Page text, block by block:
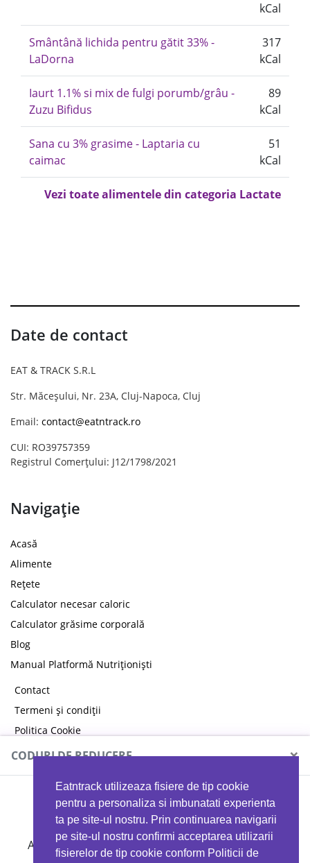
Eatntrack utilizeaza fisiere de tip cookie
pentru a personaliza si imbunatati experienta
ta pe site-ul nostru. Prin continuarea navigarii
pe site-ul nostru confirmi acceptarea utilizarii
fisierelor de tip cookie conform Politicii de
kCal
Smântână lichida pentru gătit 33% -
LaDorna
317
kCal
Iaurt 1.1% si mix de fulgi porumb/grâu -
Zuzu Bifidus
89
kCal
Sana cu 3% grasime - Laptaria cu
caimac
51
kCal
Vezi toate alimentele din categoria Lactate
Date de contact
EAT & TRACK S.R.L
Str. Măceșului, Nr. 23A, Cluj-Napoca, Cluj
Email: contact@eatntrack.ro
CUI: RO39757359
Registrul Comerțului: J12/1798/2021
Navigație
Acasă
Alimente
Rețete
Calculator necesar caloric
Calculator grăsime corporală
Blog
Manual Platformă Nutriționiști
Contact
Termeni și condiții
Politica Cookie
Politica de confidențialitate
CODURI DE REDUCERE ×
MYPROTEIN
Ai 40%reducere la orice comandă folosind codul